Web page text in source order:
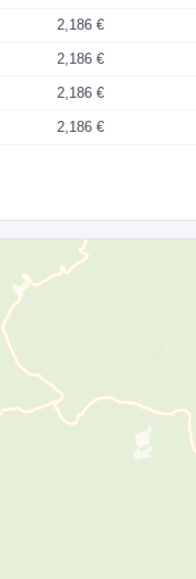
2,186 €
2,186 €
2,186 €
2,186 €